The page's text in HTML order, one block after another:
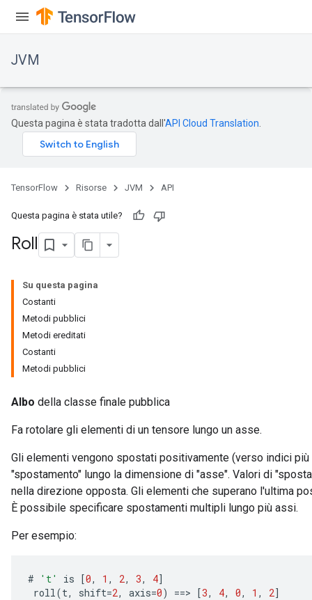
JVM
Questa pagina è stata tradotta dall'API Cloud Translation
TensorFlow Risorse JVM API
Questa pagina è stata utile?
Roll
Su questa pagina
Costanti
Metodi pubblici
Metodi ereditati
Costanti
Metodi pubblici
Albo della classe finale pubblica
Fa rotolare gli elementi di un tensore lungo un asse.
Gli elementi vengono spostati positivamente (verso indici
"spostamento" lungo la dimensione di "asse". Valori di
nella direzione opposta. Gli elementi che superano l'ultima
È possibile specificare spostamenti multipli lungo più assi.
Per esempio:
# 't' is [0, 1 , 2, 3, 4]
roll(t, shift=2, axis=0) ==> [3, 4, 0, 1 , 2]